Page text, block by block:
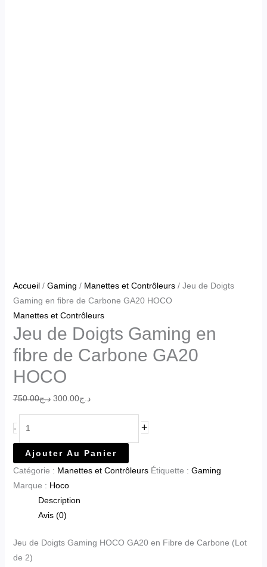
Accueil/ Gaming / Manettes et Contrôleurs/ Jeu de Doigts
Gaming en fibre de Carbone GA20 HOCO
Manettes et Contrôleurs
Jeu de Doigts Gaming en
fibre de Carbone GA20
HOCO
د.ج750.00 د.ج300.00
- +
Ajouter Au Panier
Catégorie : Manettes et Contrôleurs Étiquette : Gaming
Marque : Hoco
Description
Avis (0)
Jeu de Doigts Gaming HOCO GA20 en Fibre de Carbone (Lot
de 2)